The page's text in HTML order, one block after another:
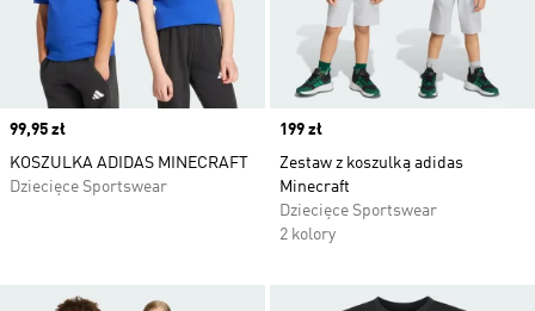
Price
99,95 zł
KOSZULKA ADIDAS MINECRAFT
Dziecięce Sportswear
Price
199 zł
Zestaw z koszulką adidas
Minecraft
Dziecięce Sportswear
2 kolory